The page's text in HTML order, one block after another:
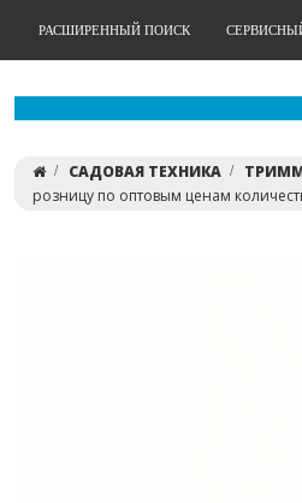
РАСШИРЕННЫЙ ПОИСК
САДОВАЯ ТЕХНИКА
розницу по оптовым ценам